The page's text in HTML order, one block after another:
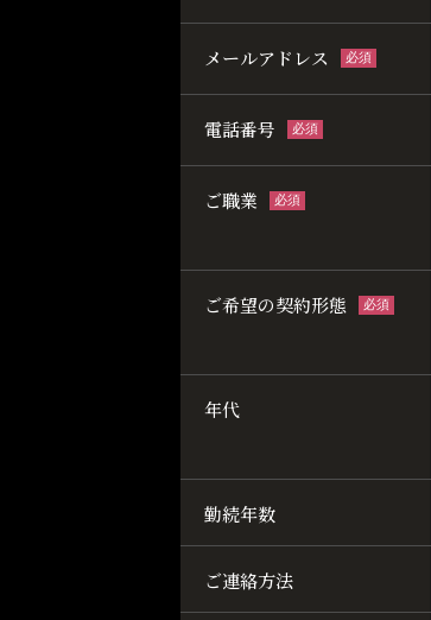
メールアドレス 必須
電話番号 必須
ご職業 必須
ご希望の契約形態 必須
年代
勤続年数
ご連絡方法